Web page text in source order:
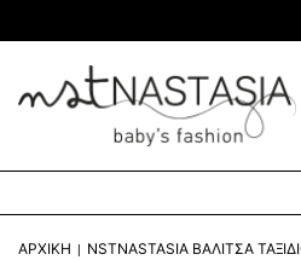
ΑΡΧΙΚΉ NSTNASTASIA ΒΑΛΊΤΣΑ